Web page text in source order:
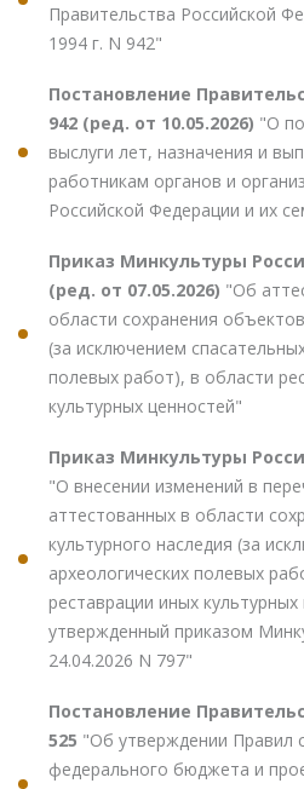
Правительства Российской
1994 г. N 942"
Постановление
942 (ред. от 10.05.2026) "О
выслуги лет, назначения и
работникам органов и
Российской Федерации и их
Приказ Минкультуры
(ред. от 07.05.2026) "Об
области сохранения
(за исключением
полевых работ), в области
культурных ценностей"
Приказ Минкультуры
"О внесении изменений в
аттестованных в области
культурного наследия (за
археологических полевых
реставрации иных культурных
утвержденный приказом
24.04.2026 N 797"
Постановление
525 "Об утверждении Правил
федерального бюджета и